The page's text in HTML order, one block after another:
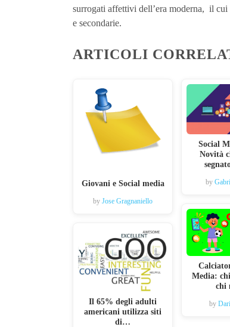
surrogati affettivi dell’era moderna, il cui
e secondarie.
ARTICOLI
Giovani e Social media
byJose Gragnaniello
Il 65% degli adulti
americani utilizza siti
di…
Social
Novità
by
Media:
chi
by